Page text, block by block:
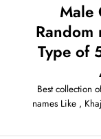
Male
Type of
Best collection
names Like ,